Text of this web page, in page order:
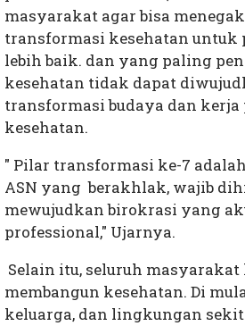
masyarakat agar bisa
transformasi kesehatan untuk
lebih baik. dan yang paling
kesehatan tidak dapat
transformasi budaya dan kerja
kesehatan.
" Pilar transformasi ke-7
ASN yang berakhlak, wajib
mewujudkan birokrasi yang
professional," Ujarnya.
Selain itu, seluruh
membangun kesehatan. Di
keluarga, dan lingkungan